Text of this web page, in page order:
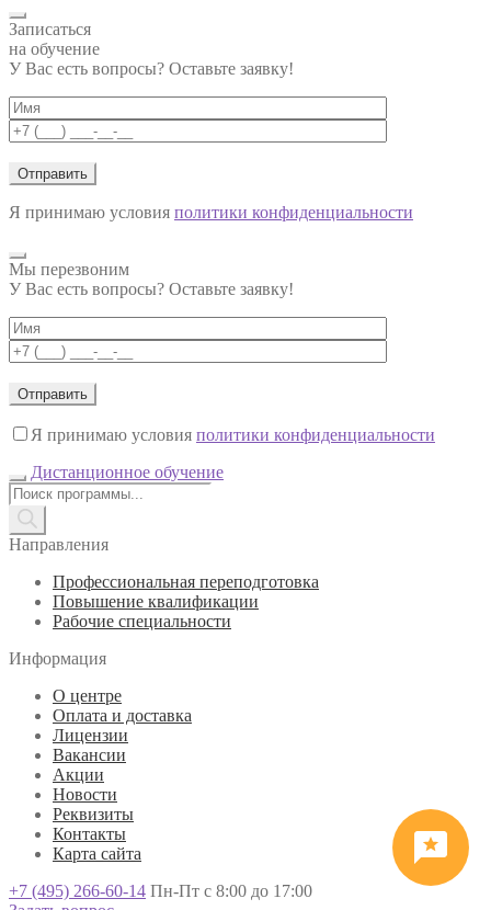
Записаться
на обучение
У Вас есть вопросы? Оставьте заявку!
Я принимаю условия политики конфиденциальности
Мы перезвоним
У Вас есть вопросы? Оставьте заявку!
Я принимаю условия политики конфиденциальности
Дистанционное обучение
Поиск
товаров
Направления
Профессиональная переподготовка
Повышение квалификации
Рабочие специальности
Информация
О центре
Оплата и доставка
Лицензии
Вакансии
Акции
Новости
Реквизиты
Контакты
Карта сайта
+7 (495) 266-60-14 Пн-Пт с 8:00 до 17:00